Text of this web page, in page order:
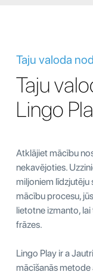
Taju valoda
Taju
Lingo
Atklājiet mācību
nekavējoties.
miljoniem līdzjutēju
mācību procesu,
lietotne izmanto,
frāzes.
Lingo Play ir a
mācīšanās